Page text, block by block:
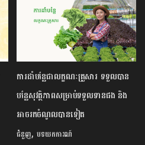
ការដាំបន្លែជាលក្ខណៈគ្រួសារ ទទួលបាន
បន្លែសុវត្ថិភាពសម្រាប់ទទួលទានផង និង
អាចរកចំណូលបានទៀត
ជំនួញ,បទយកការណ៍